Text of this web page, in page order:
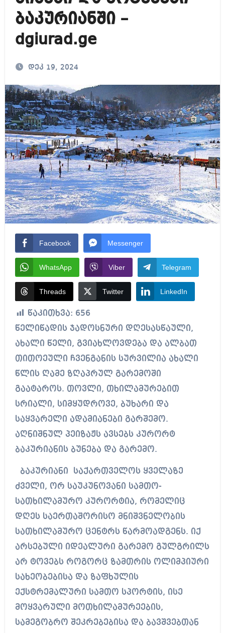
ბაკურიანში –
dgiurad.ge
დეკ 19, 2024
Facebook Messenger
WhatsApp Viber Telegram
Threads Twitter LinkedIn
წაკითხვა: 656
წელიწადის ჯადოსნური დღესასწაული,
ახალი წელი, გვიახლოვდება და ალბათ
თითოეული ჩვენგანის სურვილია ახალი
წლის ღამე ზღაპრულ გარემოში
გაატაროს. თოვლი, თხილამურებით
სრიალი, სიმყუდროვე, ბუხარი და
საყვარელი ადამიანები გარშემო.
აღნიშნულ პეიზაჟს ავსებს კურორტ
ბაკურიანის ბუნება და გარემო.
ბაკურიანი საქართველოს ყველაზე
ძველი, ორ საუკუნოვანი სამთო-
სათხილამურო კურორტია, რომელიც
დღეს საერთაშორისო მნიშვნელობის
სათხილამურო ცენტრს წარმოადგენს. იქ
არსებული იდეალური გარემო გულგრილს
არ ტოვებს როგორც ზამთრის ოლიმპიური
სახეობებისა და ზაფხულის
ექსტრემალური სამთო სპორტის, ისე
მოყვარული მოთხილამურეების,
სამეგობრო შეკრებებისა და ბავშვებთან